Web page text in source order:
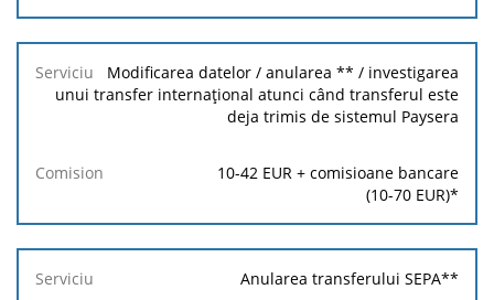
Modificarea datelor / anularea ** / investigarea
unui transfer internațional atunci când transferul este
deja trimis de sistemul Paysera
10-42 EUR + comisioane bancare
(10-70 EUR)*
Anularea transferului SEPA**